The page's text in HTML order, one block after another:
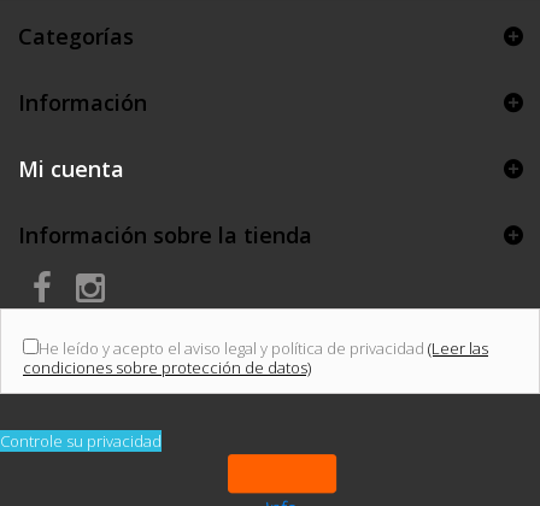
Categorías
Información
Mi cuenta
Información sobre la tienda
He leído y acepto el aviso legal y política de privacidad (Leer las
condiciones sobre protección de datos)
Controle su privacidad